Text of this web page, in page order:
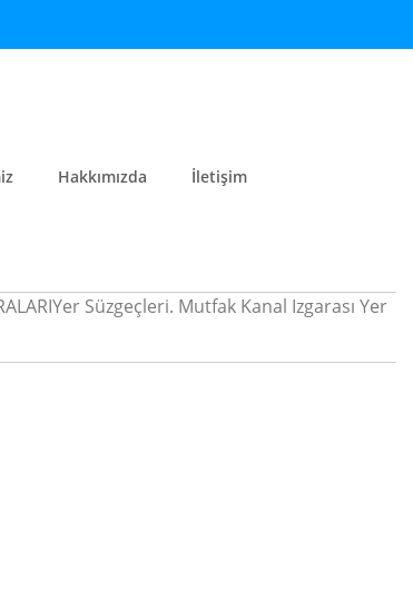
Hakkımızda İletişim
Süzgeçleri. Mutfak Kanal Izgarası Yer